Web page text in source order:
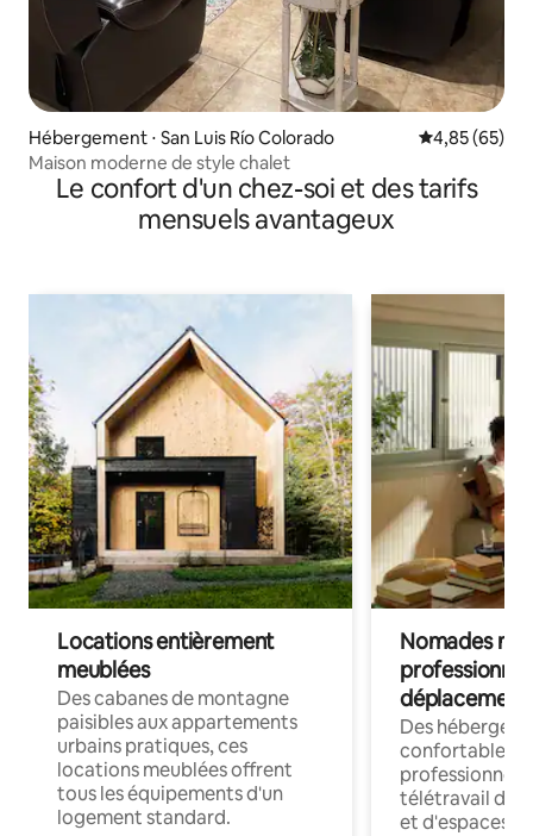
Hébergement ⋅ San Luis Río Colorado Évaluation
4,85 (65)
Maison moderne de style chalet
Le confort d'un chez-soi et des tarifs
mensuels avantageux
Locations entièrement
meublées
Des cabanes de montagne
paisibles aux appartements
urbains pratiques, ces
locations meublées offrent
tous les équipements d'un
logement standard.
Nomades
déplacement
Des
confortables
professionnels
télétravail
et d'espaces